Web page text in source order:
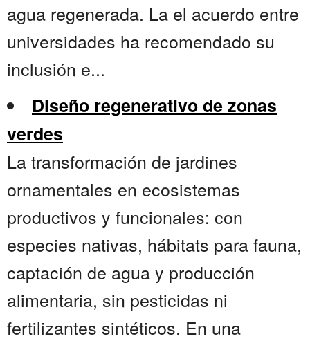
agua regenerada. La el acuerdo entre
universidades ha recomendado su
inclusión e...
Diseño regenerativo de zonas
verdes
La transformación de jardines
ornamentales en ecosistemas
productivos y funcionales: con
especies nativas, hábitats para fauna,
captación de agua y producción
alimentaria, sin pesticidas ni
fertilizantes sintéticos. En una